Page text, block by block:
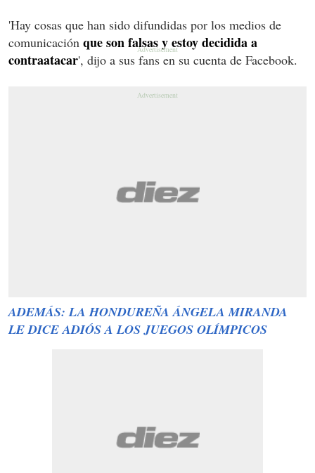
'Hay cosas que han sido difundidas por los medios de
comunicación que son falsas y estoy decidida a
contraatacar', dijo a sus fans en su cuenta de Facebook.
ADEMÁS: LA HONDUREÑA ÁNGELA MIRANDA
LE DICE ADIÓS A LOS JUEGOS OLÍMPICOS